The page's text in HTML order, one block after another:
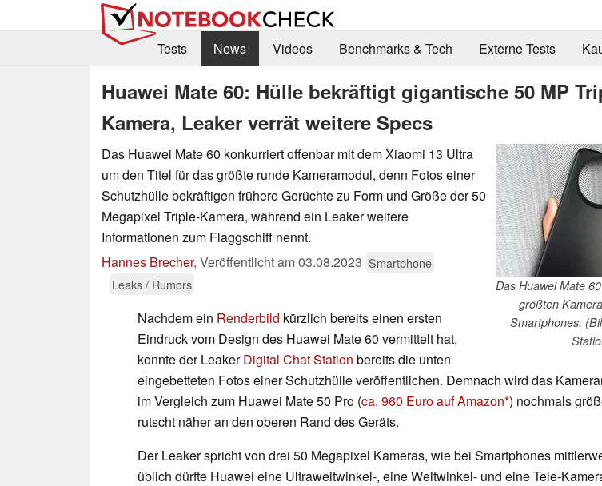
Tests
News Videos Benchmarks & Tech Externe Tests
Huawei Mate 60: Hülle bekräftigt gigantische 50 MP
Kamera, Leaker verrät weitere Specs
Das Huawei Mate
größten
Smartphones.
Das Huawei Mate 60 konkurriert offenbar mit dem Xiaomi 13 Ultra
um den Titel für das größte runde Kameramodul, denn Fotos einer
Schutzhülle bekräftigen frühere Gerüchte zu Form und Größe der 50
Megapixel Triple-Kamera, während ein Leaker weitere
Informationen zum Flaggschiff nennt.
Hannes Brecher, Veröffentlicht am03.08.2023 Smartphone
Leaks / Rumors
Nachdem ein Renderbild kürzlich bereits einen ersten
Eindruck vom Design des Huawei Mate 60 vermittelt hat,
konnte der LeakerDigital Chat Station bereits die unten
eingebetteten Fotos einer Schutzhülle veröffentlichen. Demnach wird das
im Vergleich zum Huawei Mate 50 Pro (ca. 960 Euro auf Amazon ) nochmals
rutscht näher an den oberen Rand des Geräts.
Der Leaker spricht von drei 50 Megapixel Kameras, wie bei Smartphones
üblich dürfte Huawei eine Ultraweitwinkel-, eine Weitwinkel- und eine Tele-